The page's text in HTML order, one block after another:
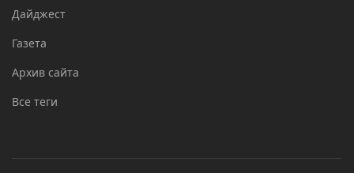
Дайджест
Газета
Архив сайта
Все теги